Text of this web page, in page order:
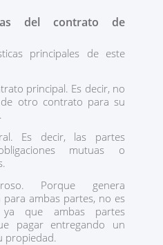
del contrato de
principales de este
principal. Es decir, no
otro contrato para su
Es decir, las partes
mutuas o
Porque genera
para ambas partes, no es
ya que ambas partes
pagar entregando un
propiedad.